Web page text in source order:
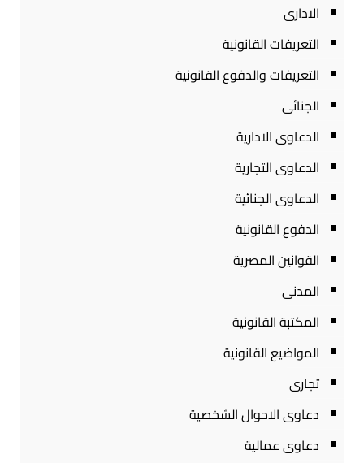
الادارى
التعريفات القانونية
التعريفات والدفوع القانونية
الجنائى
الدعاوى الادارية
الدعاوى التجارية
الدعاوى الجنائية
الدفوع القانونية
القوانين المصرية
المدنى
المكتبة القانونية
المواضيع القانونية
تجارى
دعاوى الاحوال الشخصية
دعاوى عمالية